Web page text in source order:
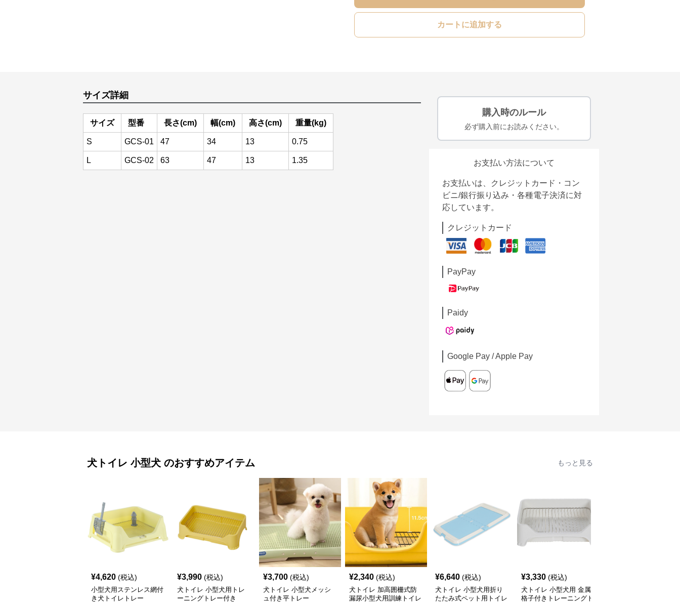
カートに追加する
サイズ詳細
サイズ 型番 長さ(cm) 幅(cm) 高さ(cm) 重量(kg)
S GCS-01 47 34 13 0.75
L GCS-02 63 47 13 1.35
購入時のルール
必ず購入前にお読みください。
お支払い方法について
お支払いは、クレジットカード・コン
ビニ/銀行振り込み・各種電子決済に対
応しています。
クレジットカード
PayPay
Paidy
Google Pay / Apple Pay
犬トイレ 小型犬 のおすすめアイテム もっと見る
¥4,620 (税込)
小型犬用ステンレス網付
き犬トイレトレー
¥3,990 (税込)
犬トイレ 小型犬用トレ
ーニングトレー付き
¥3,700 (税込)
犬トイレ 小型犬メッシ
ュ付き平トレー
¥2,340 (税込)
犬トイレ 加高囲栅式防
漏尿小型犬用訓練トイレ
¥6,640 (税込)
犬トイレ 小型犬用折り
たたみ式ペット用トイレ
¥3,330 (税込)
犬トイレ 小型犬用 金属
格子付きトレーニングト